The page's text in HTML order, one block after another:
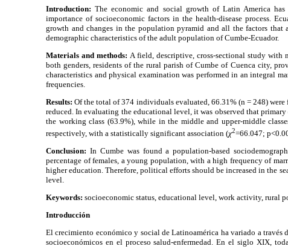
Introduction: The economic and social growth of Latin America
importance of socioeconomic factors in the health-disease process.
growth and changes in the population pyramid and all the factors
demographic characteristics of the adult population of Cumbe-Ecuador.
Materials and methods: A field, descriptive, cross-sectional study with
both genders, residents of the rural parish of Cumbe of Cuenca city,
characteristics and physical examination was performed in an integral
frequencies.
Results: Of the total of 374 individuals evaluated, 66.31% (n = 248) were
reduced. In evaluating the educational level, it was observed that
the working class (63.9%), while in the middle and upper-middle
respectively, with a statistically significant association (χ2=66.047;
Conclusion: In Cumbe was found a population-based
percentage of females, a young population, with a high frequency of
higher education. Therefore, political efforts should be increased in the
level.
Keywords: socioeconomic status, educational level, work activity, rural
Introducción
El crecimiento económico y social de Latinoamérica ha variado a
socioeconómicos en el proceso salud-enfermedad. En el siglo XIX,